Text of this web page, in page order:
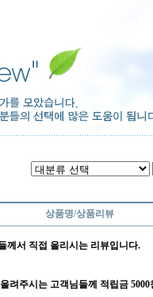
상품명/상품리뷰
께서 직접 올리시는 리뷰입니다.
려주시는 고객님들께 적립금